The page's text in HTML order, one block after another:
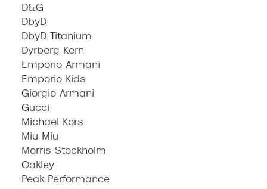
D&G
DbyD
DbyD Titanium
Dyrberg Kern
Emporio Armani
Emporio Kids
Giorgio Armani
Gucci
Michael Kors
Miu Miu
Morris Stockholm
Oakley
Peak Performance